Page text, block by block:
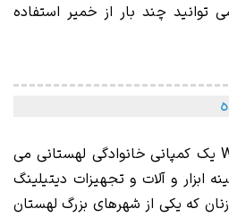
توانید چند بار از خمیر استفاده
یک کمپانی خانوادگی لهستانی می
ابزار و آلات و تجهیزات دیتیلینگ
در شهر پوزنان که یکی از شهرهای بزرگ لهستان